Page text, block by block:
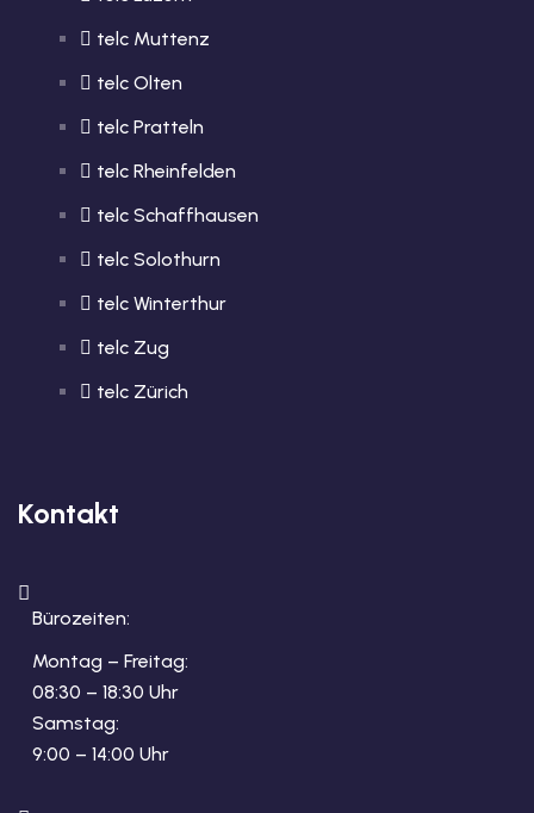
telc Muttenz
telc Olten
telc Pratteln
telc Rheinfelden
telc Schaffhausen
telc Solothurn
telc Winterthur
telc Zug
telc Zürich
Kontakt
Bürozeiten:
Montag – Freitag:
08:30 – 18:30 Uhr
Samstag:
9:00 – 14:00 Uhr